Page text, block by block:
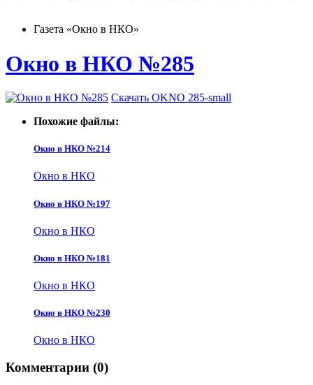
Газета «Окно в НКО»
Окно в НКО №285
Скачать OKNO 285-small
Похожие файлы:
Окно в НКО №214
Окно в НКО
Окно в НКО №197
Окно в НКО
Окно в НКО №181
Окно в НКО
Окно в НКО №230
Окно в НКО
Комментарии (0)